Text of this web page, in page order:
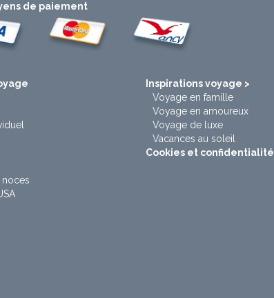
de paiement
Inspirations voyage >
Voyage en famille
Voyage en amoureux
Voyage de luxe
Vacances au soleil
Cookies et confidentialité